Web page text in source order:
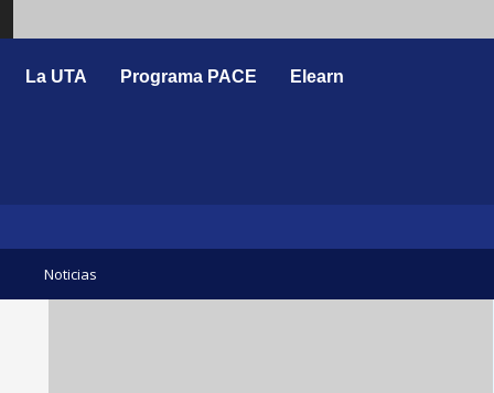
La UTA Programa PACE Elearn
Noticias